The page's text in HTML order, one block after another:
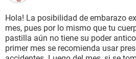
Hola! La posibilidad de embarazo
mes, pues por lo mismo que tu
pastilla aún no tiene su poder
primer mes se recomienda usar